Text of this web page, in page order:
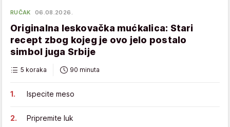
RUČAK 06.08.2026.
Originalna leskovačka mućkalica: Stari
recept zbog kojeg je ovo jelo postalo
simbol juga Srbije
5 koraka 90 minuta
Ispecite meso
Pripremite luk